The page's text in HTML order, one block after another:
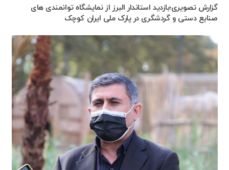
گزارش تصویری؛بازدید استاندار البرز از نمایشگاه توانمندی های
صنایع دستی و گردشگری در پارک ملی ایران کوچک